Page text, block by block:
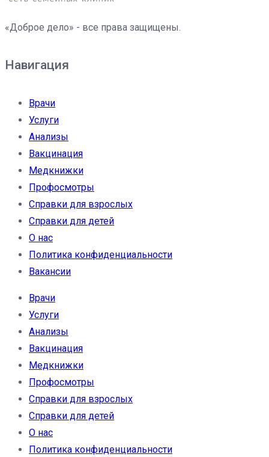
«Доброе дело» - все права защищены.
Навигация
Врачи
Услуги
Анализы
Вакцинация
Медкнижки
Профосмотры
Справки для взрослых
Справки для детей
О нас
Политика конфиденциальности
Вакансии
Врачи
Услуги
Анализы
Вакцинация
Медкнижки
Профосмотры
Справки для взрослых
Справки для детей
О нас
Политика конфиденциальности